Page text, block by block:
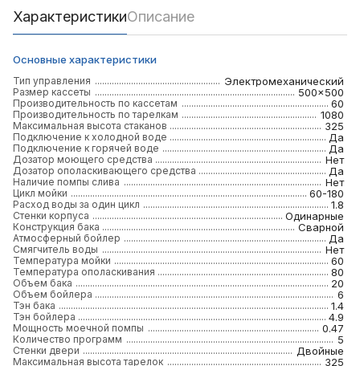
ХарактеристикиОписание
Основные характеристики
Тип управления Электромеханический
Размер кассеты 500x500
Производительность по кассетам 60
Производительность по тарелкам 1080
Максимальная высота стаканов 325
Подключение к холодной воде Да
Подключение к горячей воде Да
Дозатор моющего средства Нет
Дозатор ополаскивающего средства Да
Наличие помпы слива Нет
Цикл мойки 60-180
Расход воды за один цикл 1.8
Стенки корпуса Одинарные
Конструкция бака Сварной
Атмосферный бойлер Да
Смягчитель воды Нет
Температура мойки 60
Температура ополаскивания 80
Объем бака 20
Объем бойлера 6
Тэн бака 1.4
Тэн бойлера 4.9
Мощность моечной помпы 0.47
Количество программ 5
Стенки двери Двойные
Максимальная высота тарелок 325